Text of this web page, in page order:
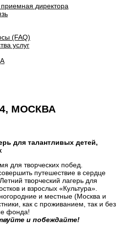
директора
(FAQ)
услуг
МОСКВА
для талантливых детей,
для творческих побед.
путешествие в сердце
творческий лагерь для
и взрослых «Культура».
и местные (Москва и
как с проживанием, так и без
фонда!
и побеждайте!